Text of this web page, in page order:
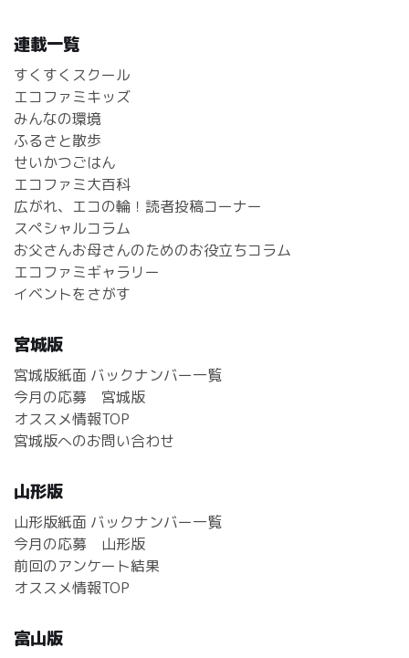
連載一覧
すくすくスクール
エコファミキッズ
みんなの環境
ふるさと散歩
せいかつごはん
エコファミ大百科
広がれ、エコの輪！読者投稿コーナー
スペシャルコラム
お父さんお母さんのためのお役立ちコラム
エコファミギャラリー
イベントをさがす
宮城版
宮城版紙面 バックナンバー一覧
今月の応募 宮城版
オススメ情報TOP
宮城版へのお問い合わせ
山形版
山形版紙面 バックナンバー一覧
今月の応募 山形版
前回のアンケート結果
オススメ情報TOP
富山版